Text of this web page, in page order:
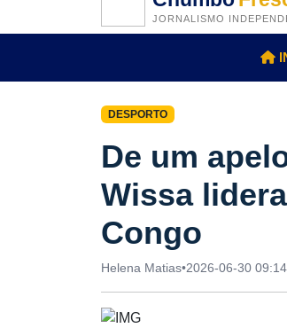
JORNALISMO
DESPORTO
De um
Wissa
Congo
Helena Matias•2026-06-30